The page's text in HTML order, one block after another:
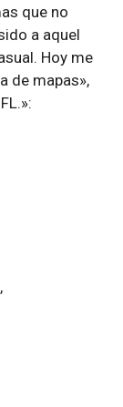
que no
a aquel
Hoy me
de mapas»,